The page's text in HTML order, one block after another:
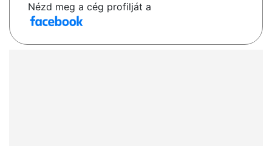
Nézd meg a cég profilját a